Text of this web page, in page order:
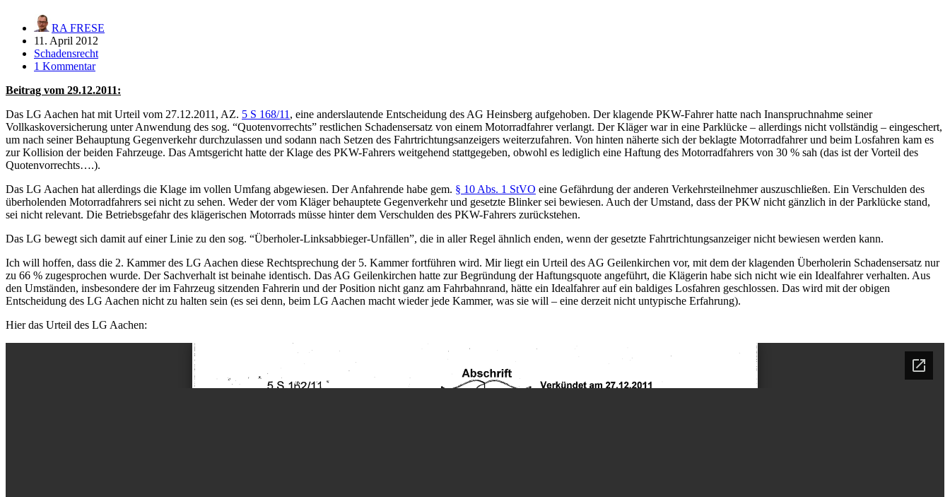
RA FRESE
11. April 2012
Schadensrecht
1 Kommentar
Beitrag vom 29.12.2011:
Das LG Aachen hat mit Urteil vom 27.12.2011, AZ. 5 S 168/11 , eine anderslautende Entscheidung des AG Heinsberg aufgehoben. Der klagende PKW-Fahrer hatte nach Inanspruchnahme seiner
Vollkaskoversicherung unter Anwendung des sog. “Quotenvorrechts” restlichen Schadensersatz von einem Motorradfahrer verlangt. Der Kläger war in eine Parklücke – allerdings nicht vollständig – eingeschert,
um nach seiner Behauptung Gegenverkehr durchzulassen und sodann nach Setzen des Fahrtrichtungsanzeigers weiterzufahren. Von hinten näherte sich der beklagte Motorradfahrer und beim Losfahren kam es
zur Kollision der beiden Fahrzeuge. Das Amtsgericht hatte der Klage des PKW-Fahrers weitgehend stattgegeben, obwohl es lediglich eine Haftung des Motorradfahrers von 30 % sah (das ist der Vorteil des
Quotenvorrechts….).
Das LG Aachen hat allerdings die Klage im vollen Umfang abgewiesen. Der Anfahrende habe gem. § 10 Abs. 1 StVO eine Gefährdung der anderen Verkehrsteilnehmer auszuschließen. Ein Verschulden des
überholenden Motorradfahrers sei nicht zu sehen. Weder der vom Kläger behauptete Gegenverkehr und gesetzte Blinker sei bewiesen. Auch der Umstand, dass der PKW nicht gänzlich in der Parklücke stand,
sei nicht relevant. Die Betriebsgefahr des klägerischen Motorrads müsse hinter dem Verschulden des PKW-Fahrers zurückstehen.
Das LG bewegt sich damit auf einer Linie zu den sog. “Überholer-Linksabbieger-Unfällen”, die in aller Regel ähnlich enden, wenn der gesetzte Fahrtrichtungsanzeiger nicht bewiesen werden kann.
Ich will hoffen, dass die 2. Kammer des LG Aachen diese Rechtsprechung der 5. Kammer fortführen wird. Mir liegt ein Urteil des AG Geilenkirchen vor, mit dem der klagenden Überholerin Schadensersatz nur
zu 66 % zugesprochen wurde. Der Sachverhalt ist beinahe identisch. Das AG Geilenkirchen hatte zur Begründung der Haftungsquote angeführt, die Klägerin habe sich nicht wie ein Idealfahrer verhalten. Aus
den Umständen, insbesondere der im Fahrzeug sitzenden Fahrerin und der Position nicht ganz am Fahrbahnrand, hätte ein Idealfahrer auf ein baldiges Losfahren geschlossen. Das wird mit der obigen
Entscheidung des LG Aachen nicht zu halten sein (es sei denn, beim LG Aachen macht wieder jede Kammer, was sie will – eine derzeit nicht untypische Erfahrung).
Hier das Urteil des LG Aachen: